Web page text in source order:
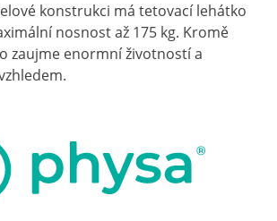
konstrukci má tetovací lehátko
nosnost až 175 kg. Kromě
zaujme enormní životností a